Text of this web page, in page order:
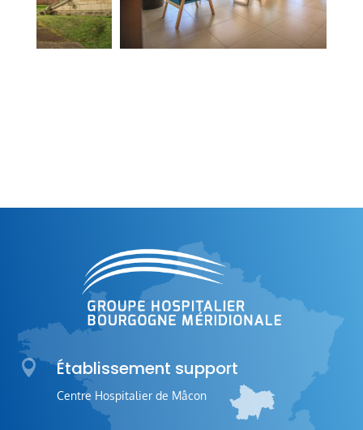
 Établissement support
Centre Hospitalier de Mâcon